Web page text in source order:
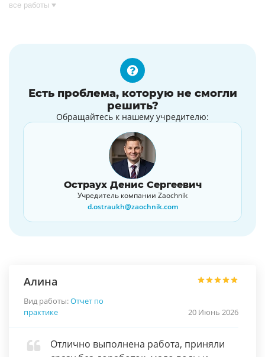
все работы
Есть проблема, которую не смогли
решить?
Обращайтесь к нашему учредителю:
Остраух Денис Сергеевич
Учредитель компании Zaochnik
d.ostraukh@zaochnik.com
Алина
Вид работы:Отчет по
практике
20 Июнь 2026
Отлично выполнена работа, приняли